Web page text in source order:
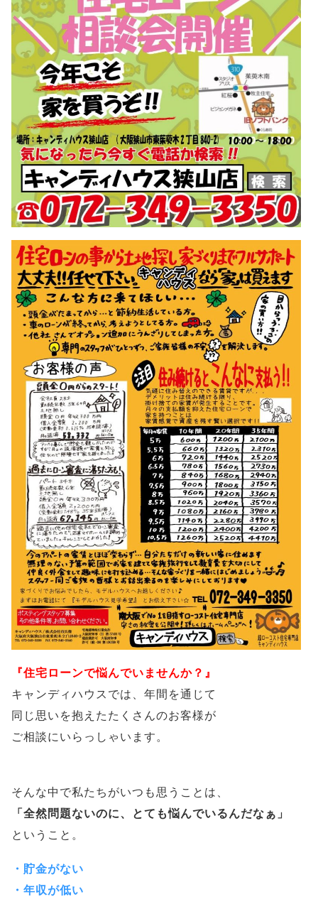
『住宅ローンで悩んでいませんか？』
キャンディハウスでは、年間を通じて
同じ思いを抱えたたくさんのお客様が
ご相談にいらっしゃいます。
そんな中で私たちがいつも思うことは、
「全然問題ないのに、とても悩んでいるんだなぁ」
ということ。
・貯金がない
・年収が低い